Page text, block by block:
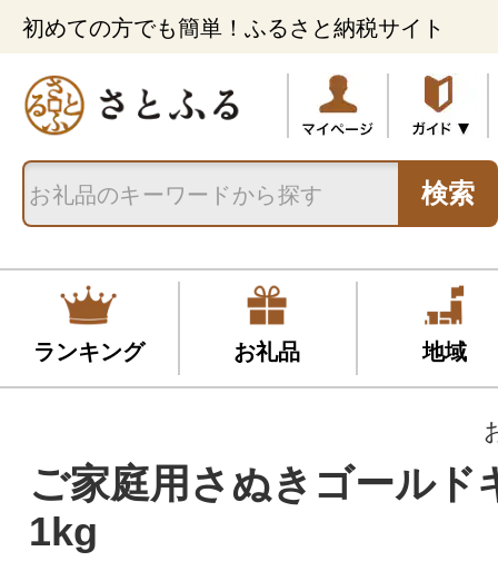
初めての方でも簡単！ふるさと納税サイト
検索
ランキング お礼品 地域
ご家庭用さぬきゴール
1kg